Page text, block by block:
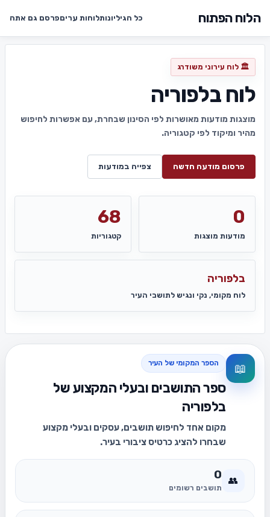
הלוח הפתוח כל הגיליונותלוחות עריםפרסם גם אתה
🏛️ לוח עירוני משודרג
לוח בלפוריה
מוצגות מודעות מאושרות לפי הסינון שבחרת, עם אפשרות לחיפוש
מהיר ומיקוד לפי קטגוריה.
פרסום מודעה חדשה צפייה במודעות
0
מודעות מוצגות
68
קטגוריות
בלפוריה
לוח מקומי, נקי ונגיש לתושבי העיר
📖 הספר המקומי של העיר
ספר התושבים ובעלי המקצוע של
בלפוריה
מקום אחד לחיפוש תושבים, עסקים ובעלי מקצוע
שבחרו להציג כרטיס ציבורי בעיר.
👥
0
תושבים רשומים